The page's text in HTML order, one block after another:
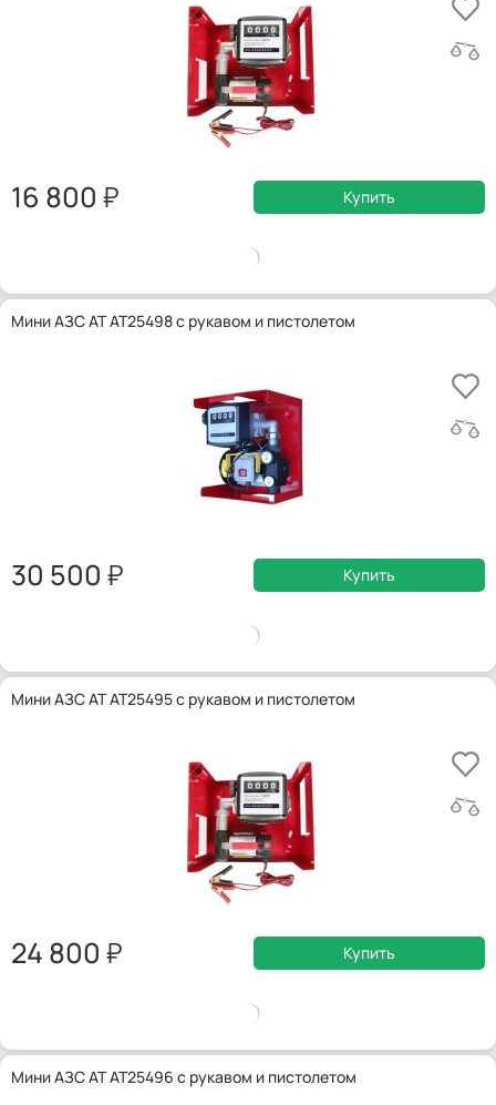
16 800 Купить
Мини АЗС AT AT25498 с рукавом и пистолетом
30 500 Купить
Мини АЗС AT AT25495 с рукавом и пистолетом
24 800 Купить
Мини АЗС AT AT25496 с рукавом и пистолетом